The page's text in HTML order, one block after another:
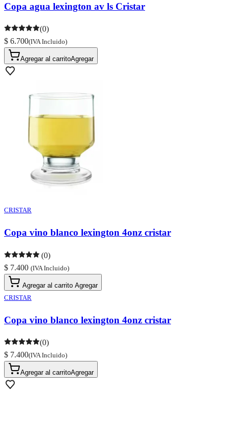
Copa agua lexington av ls Cristar
(0)
$ 6.700(IVA Incluido)
Agregar al carritoAgregar
CRISTAR
Copa vino blanco lexington 4onz cristar
(0)
$ 7.400 (IVA Incluido)
Agregar al carrito Agregar
CRISTAR
Copa vino blanco lexington 4onz cristar
(0)
$ 7.400(IVA Incluido)
Agregar al carritoAgregar